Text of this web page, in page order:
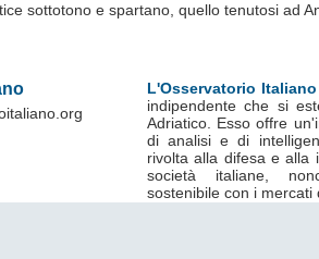
sottotono e spartano, quello tenutosi ad
L'Osservatorio Italiano
indipendente che si
Adriatico. Esso offre
di analisi e di
rivolta alla difesa e alla
società italiane,
sostenibile con i mercati